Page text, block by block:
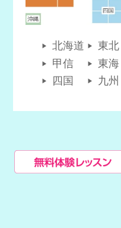
北海道 東北
甲信
東海
四国
九州